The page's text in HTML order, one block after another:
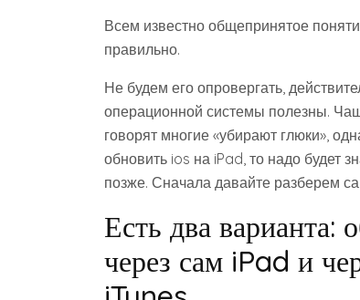
Всем известно общепринятое
правильно.
Не будем его опровергать,
операционной системы полезны.
говорят многие «убирают глюки»,
обновить ios на iPad, то надо будет
позже. Сначала давайте разберем
Есть два варианта:
через сам iPad и